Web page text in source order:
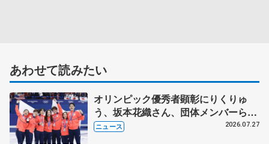
あわせて読みたい
オリンピック優秀者顕彰にりくりゅ
う、坂本花織さん、団体メンバーら
8月7日に文科省が表彰式、ブルーノ・
ニュース 2026.07.27